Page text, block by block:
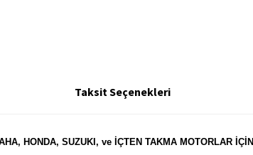
Taksit Seçenekleri
HONDA, SUZUKI, ve İÇTEN TAKMA MOTORLAR İÇİN